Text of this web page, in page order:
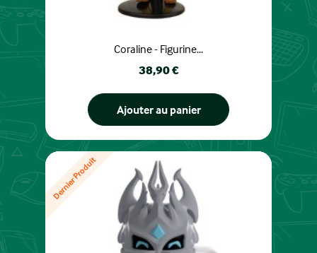
Coraline - Figurine...
Prix
38,90 €
Ajouter au panier
Dernier Produit